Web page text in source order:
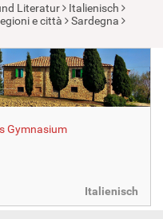
Literatur
Italienisch
e città
Sardegna
Gymnasium
Italienisch